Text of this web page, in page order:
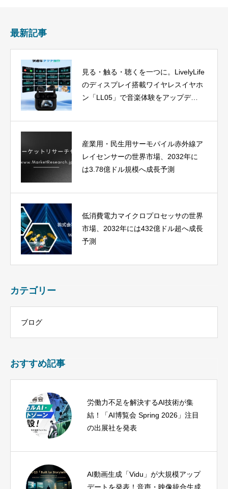
最新記事
見る・触る・聴くを一つに。LivelyLife
のディスプレイ搭載ワイヤレスイヤホ
ン「LL05」で音楽体験をアップデー
産業用・民生用サーモパイル赤外線ア
レイセンサーの世界市場、2032年に
は3.78億ドル規模へ成長予測
低消費電力マイクロプロセッサの世界
市場、2032年には432億ドル超へ成長
予測
カテゴリー
ブログ
おすすめ記事
労働力不足を解決するAI技術が集
結！「AI博覧会 Spring 2026」注目
の出展社を発表
AI動画生成「Vidu」が大規模アップ
デートを発表！音声・映像統合生成